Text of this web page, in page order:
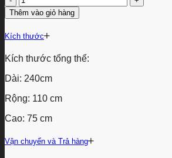
ăn
Turntable
số
Thêm vào giỏ hàng
Kích thước
Kích thước tổng thể:
Dài: 240cm
Rộng: 110 cm
Cao: 75 cm
Vận chuyển và Trả hàng